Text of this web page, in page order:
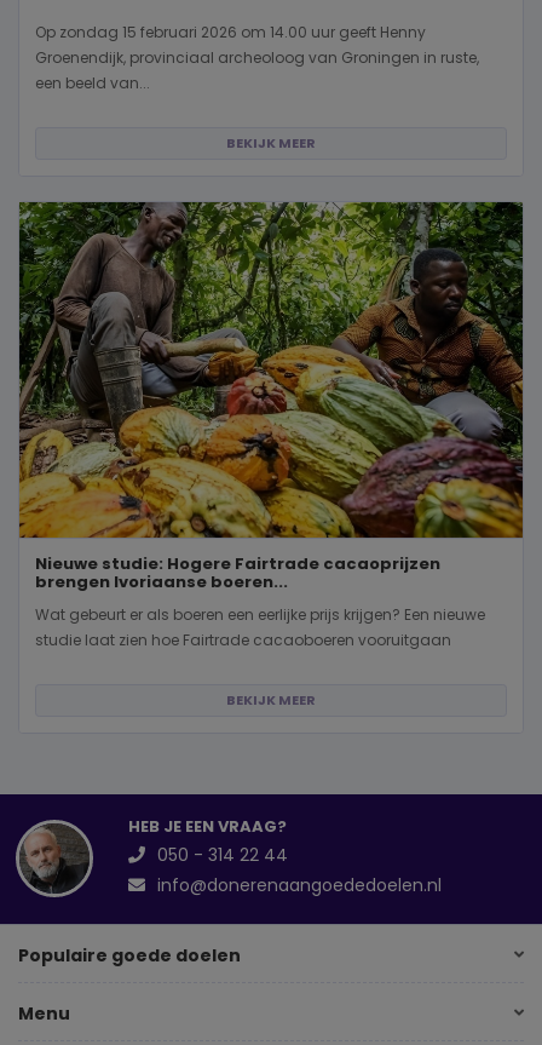
Op zondag 15 februari 2026 om 14.00 uur geeft Henny
Groenendijk, provinciaal archeoloog van Groningen in ruste,
een beeld van...
BEKIJK MEER
Nieuwe studie: Hogere Fairtrade cacaoprijzen
brengen Ivoriaanse boeren...
Wat gebeurt er als boeren een eerlijke prijs krijgen? Een nieuwe
studie laat zien hoe Fairtrade cacaoboeren vooruitgaan
BEKIJK MEER
HEB JE EEN VRAAG?
050 - 314 22 44
info@donerenaangoededoelen.nl
Populaire goede doelen
Menu